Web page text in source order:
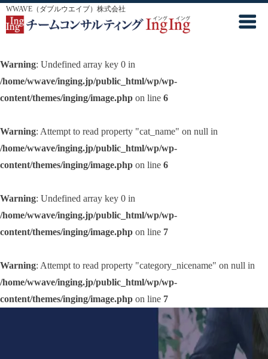
WWAVE（ダブルウエイブ）株式会社
Warning: Undefined array key 0 in
/home/wwave/inging.jp/public_html/wp/wp-
content/themes/inging/image.php on line 6
Warning: Attempt to read property "cat_name" on null in
/home/wwave/inging.jp/public_html/wp/wp-
content/themes/inging/image.php on line 6
Warning: Undefined array key 0 in
/home/wwave/inging.jp/public_html/wp/wp-
content/themes/inging/image.php on line 7
Warning: Attempt to read property "category_nicename" on null in
/home/wwave/inging.jp/public_html/wp/wp-
content/themes/inging/image.php on line 7